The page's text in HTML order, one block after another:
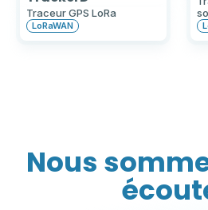
Traceur GPS LoRa
LoRaWAN
Nous